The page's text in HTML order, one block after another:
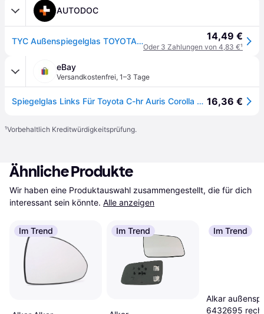
AUTODOC
TYC Außenspiegelglas TOYOTA 336-0088-1 8796102E50,879610F110 Spiegelglas,Spiegelglas, Außenspiegel 14,49 €
Oder 3 Zahlungen von 4,83 €¹
eBay
Versandkostenfrei, 1–3 Tage
Spiegelglas Links Für Toyota C-hr Auris Corolla Verso Konvex Beheizbar Glas 16,36 €
¹Vorbehaltlich Kreditwürdigkeitsprüfung.
Ähnliche Produkte
Wir haben eine Produktauswahl zusammengestellt, die für dich
interessant sein könnte. Alle anzeigen
Im Trend Im Trend Im Trend
Alkar
6432695